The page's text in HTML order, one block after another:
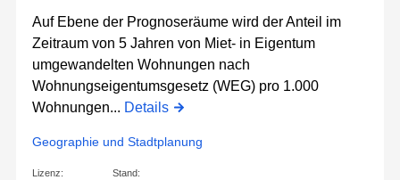
Auf Ebene der Prognoseräume wird der Anteil im
Zeitraum von 5 Jahren von Miet- in Eigentum
umgewandelten Wohnungen nach
Wohnungseigentumsgesetz (WEG) pro 1.000
Wohnungen... Details
Geographie und Stadtplanung
Lizenz: Stand: